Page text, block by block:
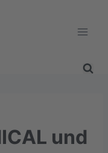
und